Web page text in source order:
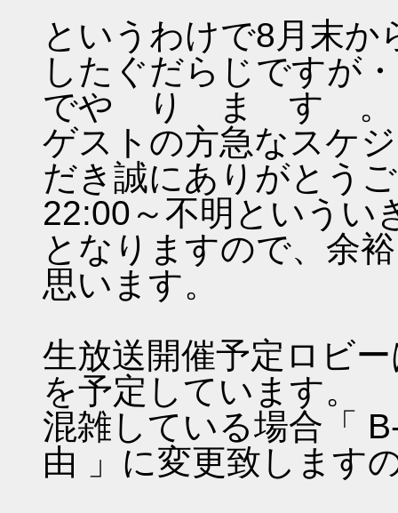
というわけで8月末
したぐだらじですが
でや り ま す 。
ゲストの方急なスケ
だき誠にありがとう
22:00～不明というい
となりますので、余
思います。
生放送開催予定ロビ
を予定しています。
混雑している場合「
由 」に変更致します